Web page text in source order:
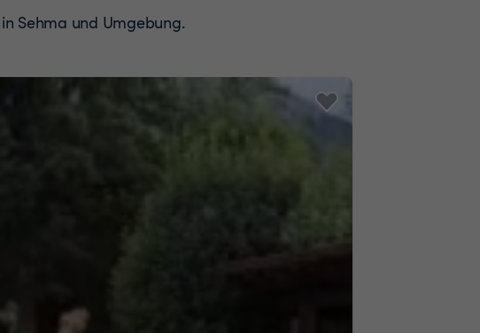
Sehma und Umgebung.